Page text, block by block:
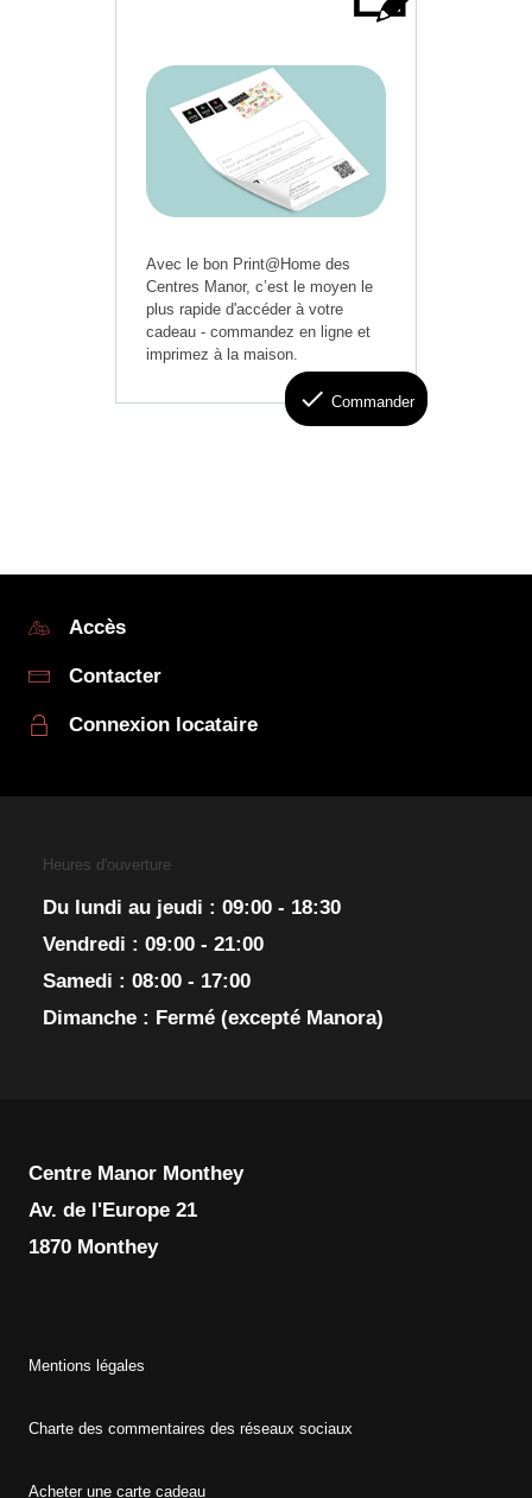
Avec le bon Print@Home des
Centres Manor, c’est le moyen le
plus rapide d'accéder à votre
cadeau - commandez en ligne et
imprimez à la maison.
check Commander
Accès
Contacter
Connexion locataire
Heures d'ouverture
Du lundi au jeudi : 09:00 - 18:30
Vendredi : 09:00 - 21:00
Samedi : 08:00 - 17:00
Dimanche : Fermé (excepté Manora)
Centre Manor Monthey
Av. de l'Europe 21
1870 Monthey
Mentions légales
Charte des commentaires des réseaux sociaux
Acheter une carte cadeau